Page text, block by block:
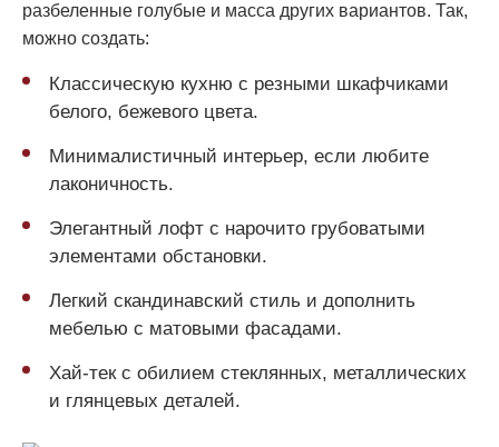
разбеленные голубые и масса других вариантов. Так,
можно создать:
Классическую кухню с резными шкафчиками
белого, бежевого цвета.
Минималистичный интерьер, если любите
лаконичность.
Элегантный лофт с нарочито грубоватыми
элементами обстановки.
Легкий скандинавский стиль и дополнить
мебелью с матовыми фасадами.
Хай-тек с обилием стеклянных, металлических
и глянцевых деталей.